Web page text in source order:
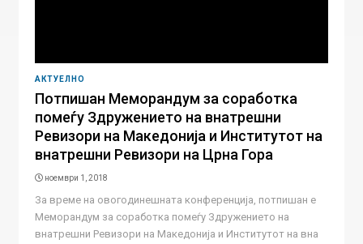
АКТУЕЛНО
Потпишан Меморандум за соработка
помеѓу Здружението на внатрешни
Ревизори на Македонија и Институтот на
внатрешни Ревизори на Црна Гора
ноември 1, 2018
За време на овогодинешната конференција, потпишан е
Меморандум за соработка помеѓу Здружението на
внатрешни Ревизори на Македонија и Институтот на вна